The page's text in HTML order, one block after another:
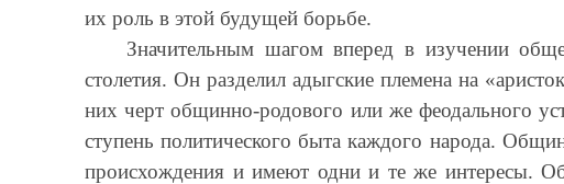
их роль в этой будущей борьбе.
Значительным шагом вперед в изучении
столетия. Он разделил адыгские племена на
них черт общинно-родового или же феодального
ступень политического быта каждого народа.
происхождения и имеют одни и те же интересы.